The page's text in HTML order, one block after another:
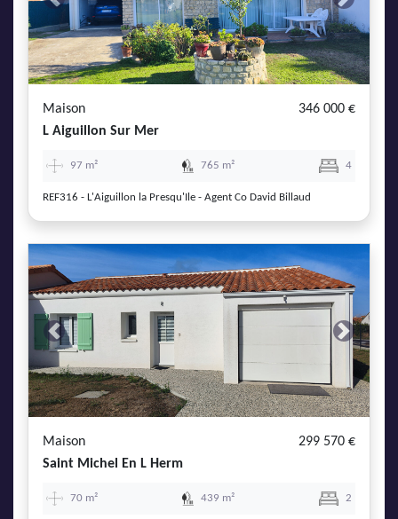
Previous Next
Maison
346 000 €
L Aiguillon Sur Mer
97 m² 765 m² 4
REF316 - L'Aiguillon la Presqu'Ile - Agent Co David Billaud
Previous Next
Maison
299 570 €
Saint Michel En L Herm
70 m² 439 m² 2